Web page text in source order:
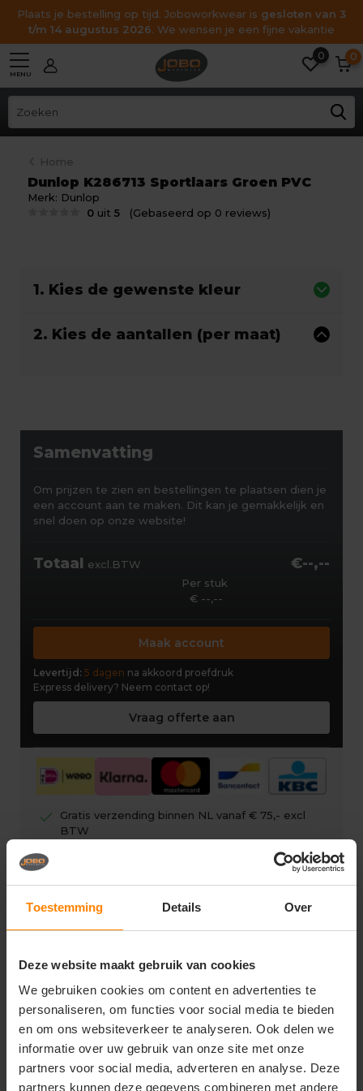
Toestemming Details Over
Deze website maakt gebruik van cookies
We gebruiken cookies om content en advertenties te
personaliseren, om functies voor social media te bieden
en om ons websiteverkeer te analyseren. Ook delen we
informatie over uw gebruik van onze site met onze
partners voor social media, adverteren en analyse. Deze
partners kunnen deze gegevens combineren met andere
Plaats je bestelling op tijd. Joboworkwear is gesloten van 3
t/m 14 augustus 2026. We wensen je een fijne vakantie
MENU
0 0
Home
Dunlop K286713 Sportlaars Groen PVC
Merk: Dunlop
0 uit5 (Gebaseerd op 0 reviews)
1. Kies de gewenste kleur
2. Kies de aantallen (per maat)
Samenvatting
Om prijzen te zien en bestellingen te plaatsen dien je
een account aan te maken. Dit kan je gemakkelijk en
snel doen op onze website!
Totaal excl.BTW €--,--
Per stuk
€ --,--
Maak account
Levertijd: 5 dagen na akkoord proefdruk
Express delivery? Neem contact op!
Vraag offerte aan
check
Gratis verzending binnen NL vanaf € 75,- excl
BTW
check
check
Vragen? Neem contact op
met onze klantenservice
call +31(0)418 511 972
mail info@joboworkwear.nl